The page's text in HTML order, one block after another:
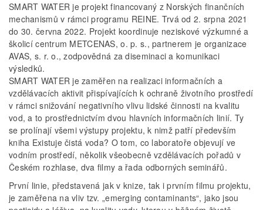
SMART WATER je projekt financovaný z Norských finančních
mechanismů v rámci programu REINE. Trvá od 2. srpna 2021
do 30. června 2022. Projekt koordinuje neziskové výzkumné a
školicí centrum METCENAS, o. p. s., partnerem je organizace
AVAS, s. r. o., zodpovědná za diseminaci a komunikaci
výsledků.
SMART WATER je zaměřen na realizaci informačních a
vzdělávacích aktivit přispívajících k ochraně životního prostředí
v rámci snižování negativního vlivu lidské činnosti na kvalitu
vod, a to prostřednictvím dvou hlavních informačních linií. Ty
se prolínají všemi výstupy projektu, k nimž patří především
kniha Existuje čistá voda? O tom, co laboratoře objevují ve
vodním prostředí, několik všeobecně vzdělávacích pořadů v
Českém rozhlase, dva filmy a řada odborných seminářů.
První linie, představená jak v knize, tak i prvním filmu projektu,
je zaměřena na vliv tzv. „emerging contaminants“, jako jsou